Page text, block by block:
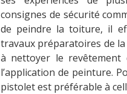
consignes de sécurité
de peindre la toiture, il
travaux préparatoires de
à nettoyer le
l’application de peinture.
pistolet est préférable à